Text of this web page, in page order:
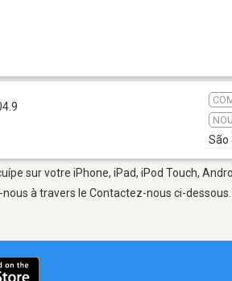
São
sur votre iPhone, iPad, iPod Touch,
à travers le Contactez-nous ci-